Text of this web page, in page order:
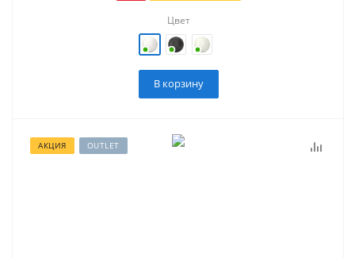
Цвет
В корзину
АКЦИЯ OUTLET